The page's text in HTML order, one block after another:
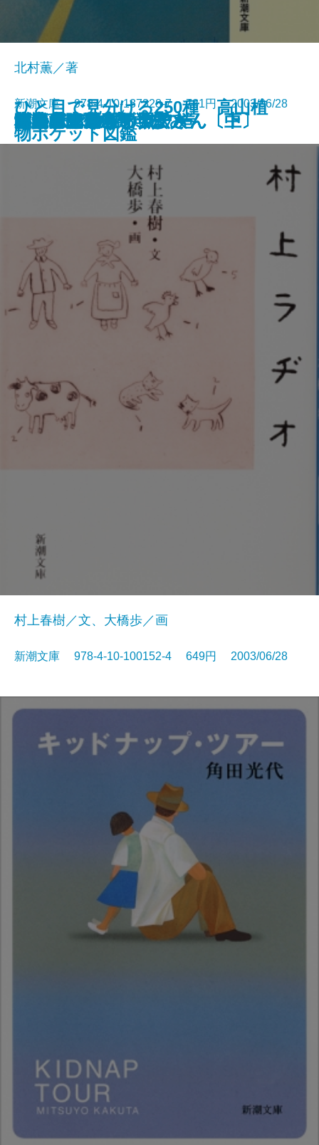
黄泉びと知らず
てるてる坊主の照子さん〔上〕
てるてる坊主の照子さん〔中〕
てるてる坊主の照子さん〔下〕
ニッポンの猫
秘録 陸軍中野学校
嵐が丘
日はまた昇る
ビタミンF
リセット
北村薫／著
新潮文庫 978-4-10-137328-7 781円 2003/06/28
村上ラヂオ
村上春樹／文、大橋歩／画
新潮文庫 978-4-10-100152-4 649円 2003/06/28
キッドナップ・ツアー
無人島に生きる十六人
陋巷に在り〔9〕眩の巻
おめでとう
りかさん
剣客商売 庖丁ごよみ
朗読者
浪漫的恋愛
ひと目で見分ける250種 高山植
物ポケット図鑑